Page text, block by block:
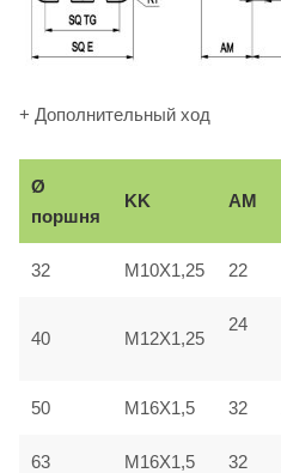
+ Дополнительный ход
Ø
поршня
KK AM
32 M10X1,25 22
40 M12X1,25
24
50 M16X1,5 32
63 M16X1,5 32